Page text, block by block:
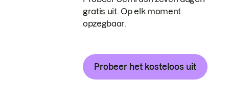
gratis uit. Op elk moment
opzegbaar.
Probeer het kosteloos uit